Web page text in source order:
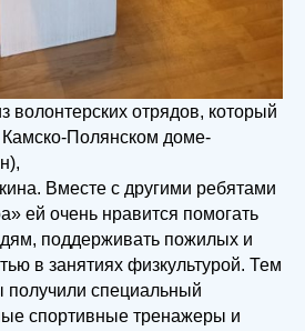
волонтерских отрядов, который
Полянском доме-
Вместе с другими ребятами
ей очень нравится помогать
поддерживать пожилых и
в занятиях физкультурой. Тем
получили специальный
спортивные тренажеры и